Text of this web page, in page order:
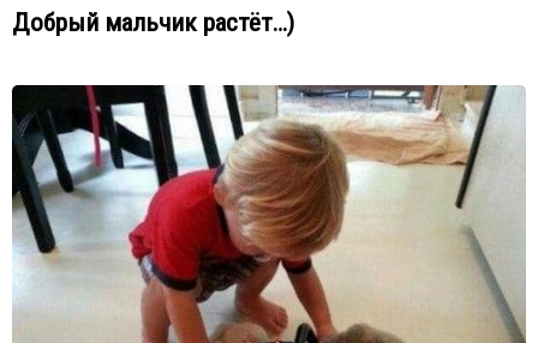
Добрый мальчик растёт…)